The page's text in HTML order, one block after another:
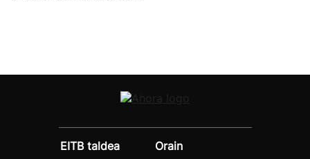
EITB taldea
Orain